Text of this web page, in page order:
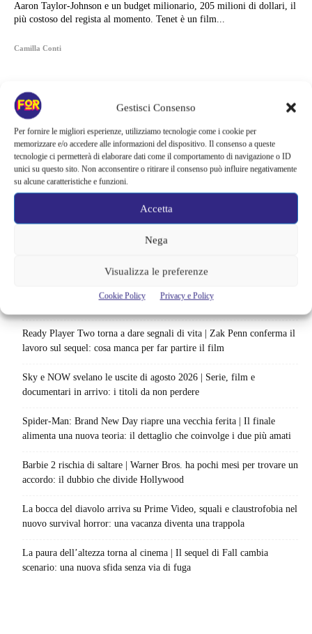
Gestisci Consenso
Per fornire le migliori esperienze, utilizziamo tecnologie come i cookie per
memorizzare e/o accedere alle informazioni del dispositivo. Il consenso a queste
tecnologie ci permetterà di elaborare dati come il comportamento di navigazione o ID
unici su questo sito. Non acconsentire o ritirare il consenso può influire negativamente
su alcune caratteristiche e funzioni.
Accetta
Nega
Visualizza le preferenze
Cookie Policy Privacy e Policy
Aaron Taylor-Johnson e un budget milionario, 205 milioni di dollari, il
più costoso del regista al momento. Tenet è un film...
Camilla Conti
Monster affronta il caso Lizzie Borden, Netflix svela data e prime
immagini: cosa anticipano sulla nuova stagione
Ready Player Two torna a dare segnali di vita | Zak Penn conferma il
lavoro sul sequel: cosa manca per far partire il film
Sky e NOW svelano le uscite di agosto 2026 | Serie, film e
documentari in arrivo: i titoli da non perdere
Spider-Man: Brand New Day riapre una vecchia ferita | Il finale
alimenta una nuova teoria: il dettaglio che coinvolge i due più amati
Barbie 2 rischia di saltare | Warner Bros. ha pochi mesi per trovare un
accordo: il dubbio che divide Hollywood
La bocca del diavolo arriva su Prime Video, squali e claustrofobia nel
nuovo survival horror: una vacanza diventa una trappola
La paura dell’altezza torna al cinema | Il sequel di Fall cambia
scenario: una nuova sfida senza via di fuga